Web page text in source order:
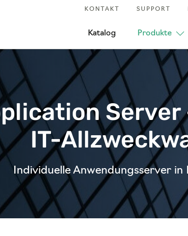
KONTAKT SUPPORT
Katalog Produkte
Server
IT-
Individuelle Anwendungsserver in